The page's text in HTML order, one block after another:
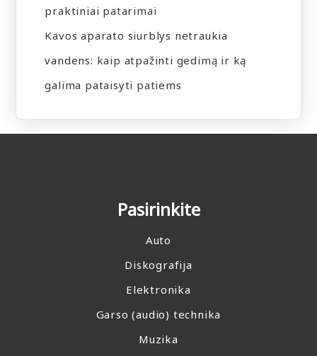
praktiniai patarimai
Kavos aparato siurblys netraukia
vandens: kaip atpažinti gedimą ir ką
galima pataisyti patiems
Pasirinkite
Auto
Diskografija
Elektronika
Garso (audio) technika
Muzika